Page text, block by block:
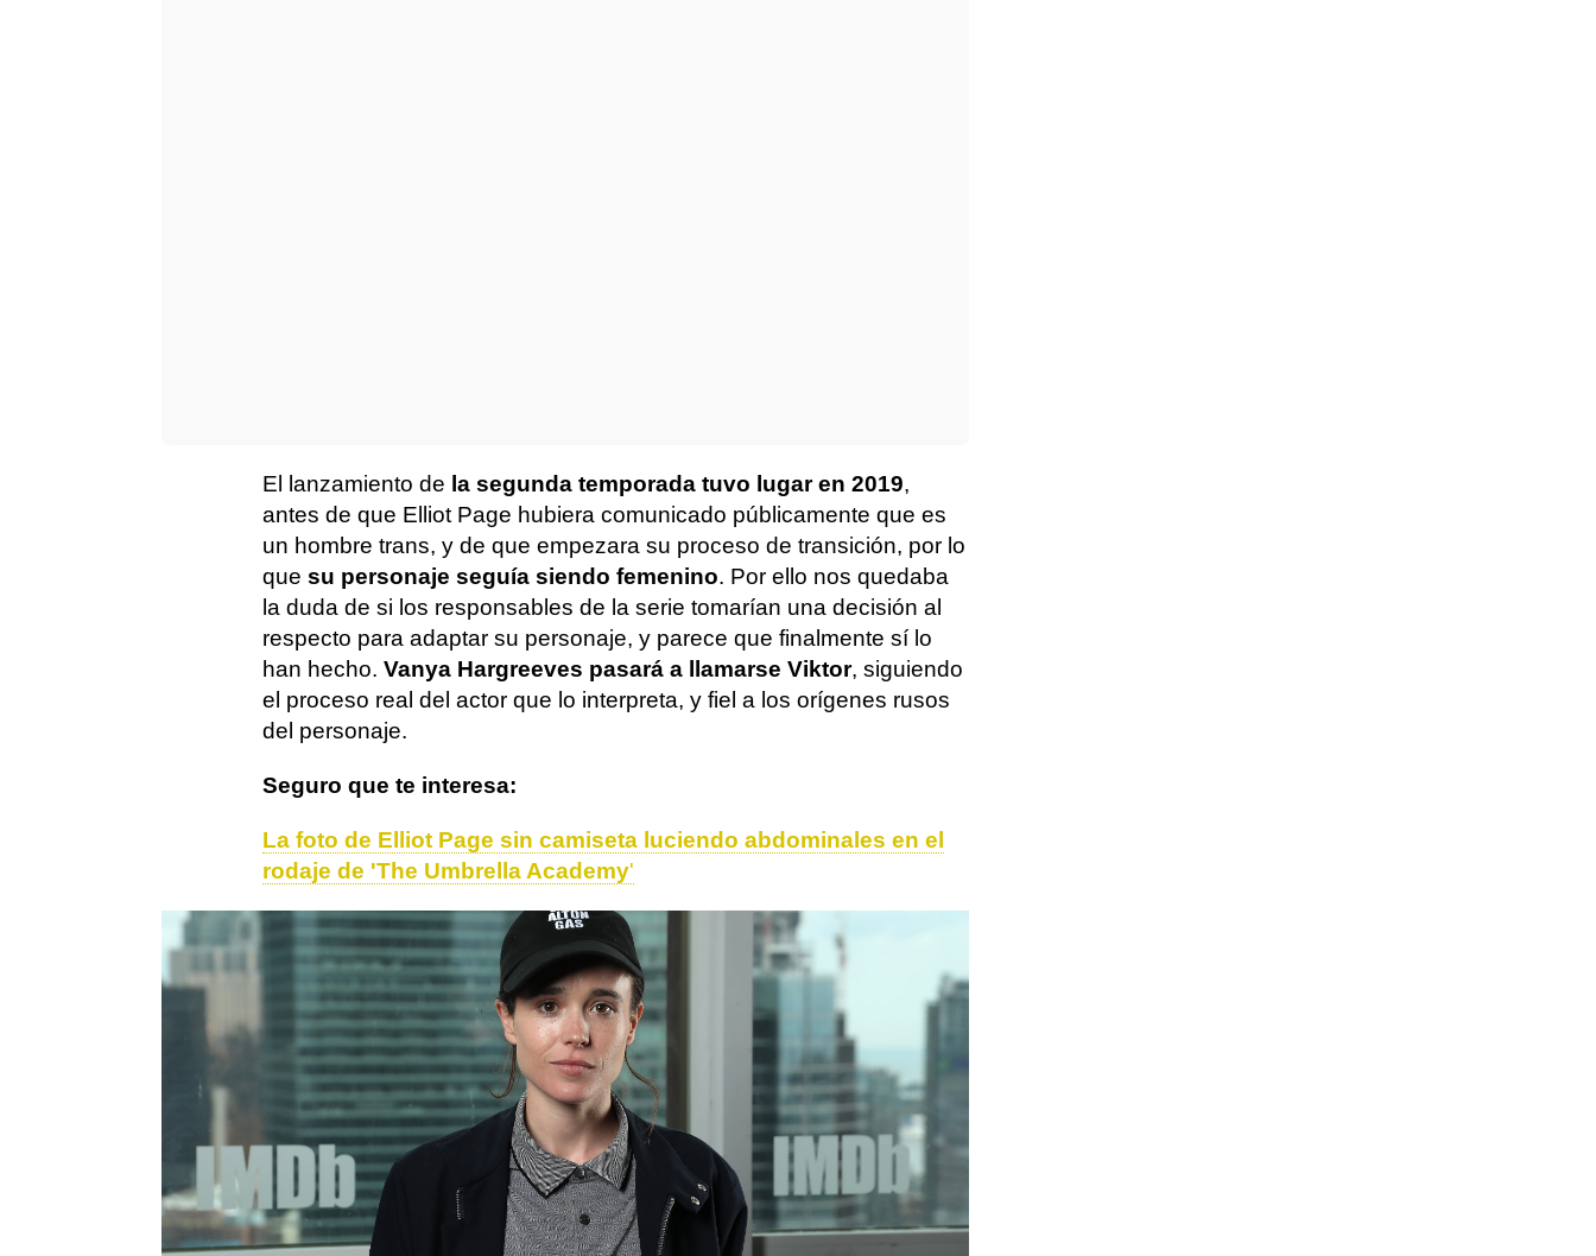
El lanzamiento de la segunda temporada tuvo lugar en 2019,
antes de que Elliot Page hubiera comunicado públicamente que es
un hombre trans, y de que empezara su proceso de transición, por lo
que su personaje seguía siendo femenino. Por ello nos quedaba
la duda de si los responsables de la serie tomarían una decisión al
respecto para adaptar su personaje, y parece que finalmente sí lo
han hecho. Vanya Hargreeves pasará a llamarse Viktor, siguiendo
el proceso real del actor que lo interpreta, y fiel a los orígenes rusos
del personaje.
Seguro que te interesa:
La foto de Elliot Page sin camiseta luciendo abdominales en el
rodaje de 'The Umbrella Academy'
Netflix Elliot Page estrenos de cine